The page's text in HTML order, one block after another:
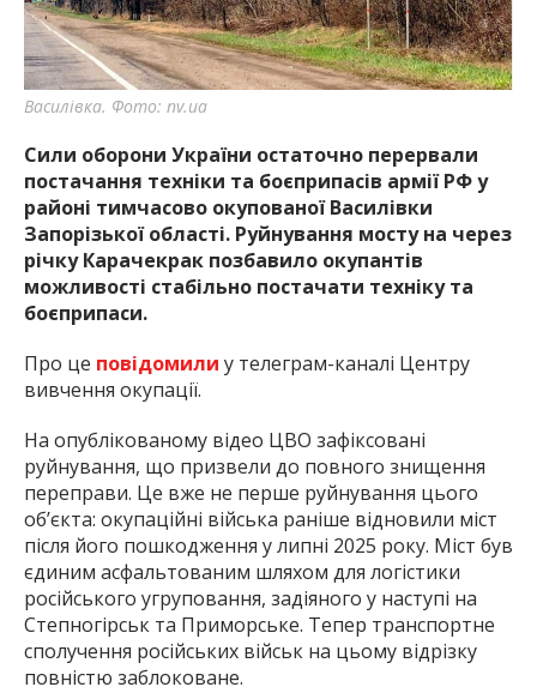
найважливішу інформацію про події
міста Запоріжжя та області.
Василівка. Фото: nv.ua
Сили оборони України остаточно перервали
постачання техніки та боєприпасів армії РФ у
районі тимчасово окупованої Василівки
Запорізької області. Руйнування мосту на через
річку Карачекрак позбавило окупантів
можливості стабільно постачати техніку та
боєприпаси.
Про це повідомили у телеграм-каналі Центру
вивчення окупації.
На опублікованому відео ЦВО зафіксовані
руйнування, що призвели до повного знищення
переправи. Це вже не перше руйнування цього
об’єкта: окупаційні війська раніше відновили міст
після його пошкодження у липні 2025 року. Міст був
єдиним асфальтованим шляхом для логістики
російського угруповання, задіяного у наступі на
Степногірськ та Приморське. Тепер транспортне
сполучення російських військ на цьому відрізку
повністю заблоковане.